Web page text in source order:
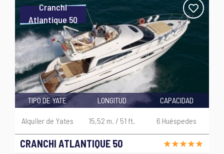
Cranchi
Atlantique 50
CRANCHI ATLANTIQUE 50
TIPO DE YATE
Alquiler de Yates
LONGITUD
15,52 m. / 51 ft.
CAPACIDAD
6 Huéspedes